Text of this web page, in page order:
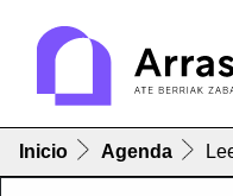
Inicio Agenda